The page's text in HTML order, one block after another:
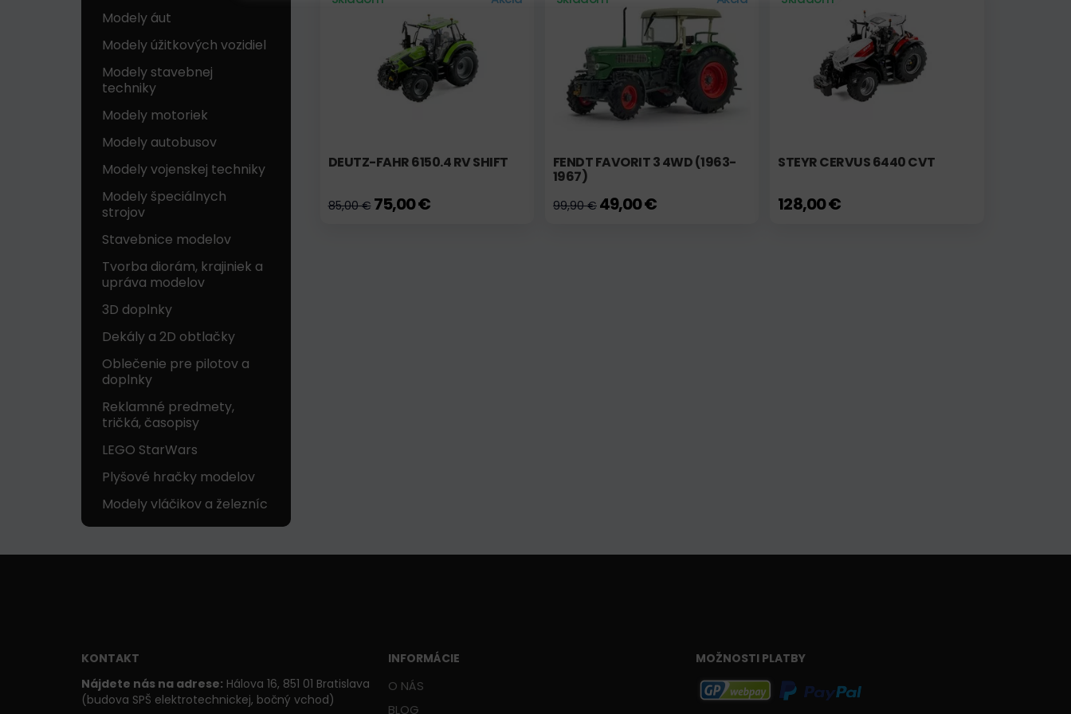
Modely áut
Modely úžitkových vozidiel
Modely stavebnej
techniky
Modely motoriek
Modely autobusov
Modely vojenskej techniky
Modely špeciálnych
strojov
Stavebnice modelov
Tvorba diorám, krajiniek a
upráva modelov
3D doplnky
Dekály a 2D obtlačky
Oblečenie pre pilotov a
doplnky
Reklamné predmety,
tričká, časopisy
LEGO StarWars
Plyšové hračky modelov
Modely vláčikov a železníc
DEUTZ-FAHR 6150.4 RV SHIFT
85,00 €75,00 €
FENDT FAVORIT 3 4WD (1963-
1967)
99,90 €49,00 €
STEYR CERVUS 6440 CVT
128,00 €
KONTAKT
Nájdete nás na adrese: Hálova 16, 851 01 Bratislava
(budova SPŠ elektrotechnickej, bočný vchod)
INFORMÁCIE
O NÁS
BLOG
MOŽNOSTI PLATBY